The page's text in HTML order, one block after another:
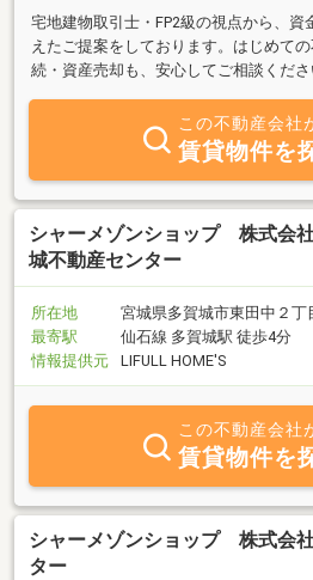
宅地建物取引士・FP2級の視点から、
えたご提案をしております。はじめて
続・資産売却も、安心してご相談くださ
この不動産会社
賃貸物件を
シャーメゾンショップ 株式会
城不動産センター
所在地
宮城県多賀城市東田中２丁
最寄駅
仙石線 多賀城駅 徒歩4分
情報提供元
LIFULL HOME'S
この不動産会社
賃貸物件を
シャーメゾンショップ 株式会
ター